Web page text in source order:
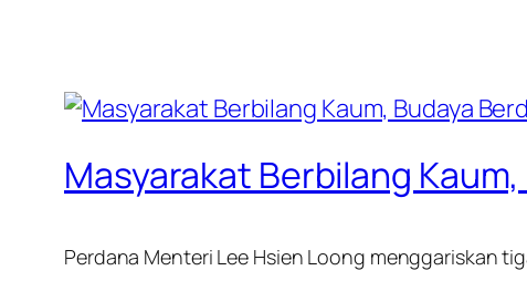
Masyarakat Berbilang
Perdana Menteri Lee Hsien Loong menggariskan